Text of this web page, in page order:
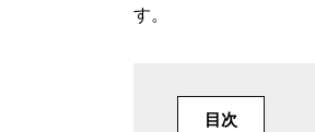
す。
目次